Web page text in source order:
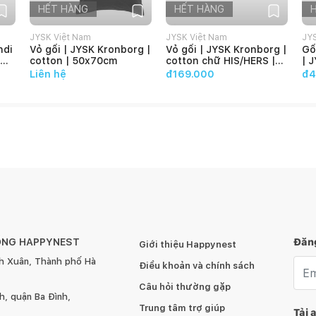
ngồi sofa trong thời gian dài
cân xứng, thích hợp làm sản phẩm trang trí sofa
... ở nhà riêng hoặc homstay, khách sạn, quán
HẾT HÀNG
JYSK Việt Nam
Vỏ gối | JYSK Kronborg |
cotton | 50x70cm
Liên hệ
HẾT HÀNG
JYSK Việt Nam
Vỏ gối | JYSK Kronborg |
cotton chữ HIS/HERS |
50x70cm
đ169.000
|
HAPPYNEST
Xuân, Thành phố Hà
quận Ba Đình,
Giới thiệu Happynest
Điều khoản và chính sách
Câu hỏi thường gặp
Trung tâm trợ giúp
Tải